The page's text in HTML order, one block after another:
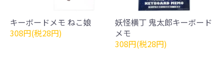
キーボードメモ ねこ娘
308円(税28円)
妖怪横丁 鬼太郎キーボード
メモ
308円(税28円)